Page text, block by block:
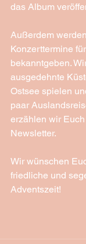
das Album
Außerdem
Konzerttermine
bekanntgeben.
ausgedehnte
Ostsee spielen
paar
erzählen wir
Newsletter.
Wir wünschen
friedliche und
Adventszeit!